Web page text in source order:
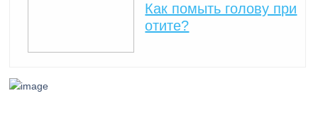
Как помыть голову при
отите?